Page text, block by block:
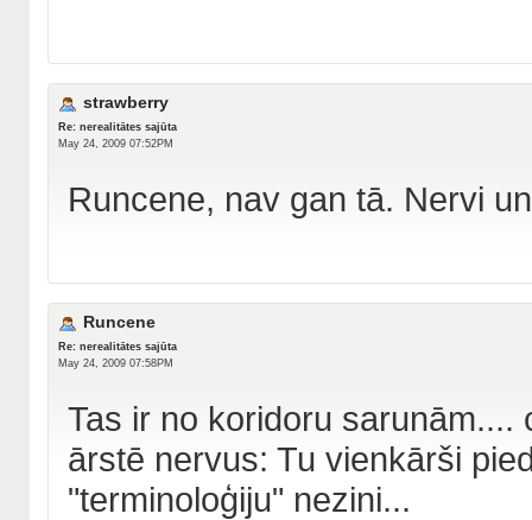
strawberry
Re: nerealitātes sajūta
May 24, 2009 07:52PM
Runcene, nav gan tā. Nervi
Runcene
Re: nerealitātes sajūta
May 24, 2009 07:58PM
Tas ir no koridoru
ārstē nervus: Tu vienkārši
"terminoloģiju" nezini...